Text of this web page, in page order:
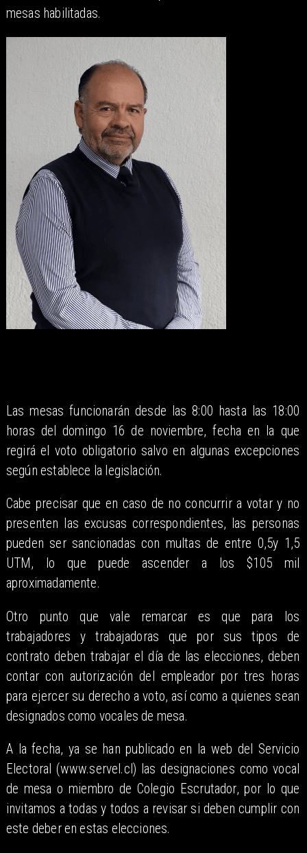
mesas habilitadas.
Las mesas funcionarán desde las 8:00 hasta las 18:00
horas del domingo 16 de noviembre, fecha en la que
regirá el voto obligatorio salvo en algunas excepciones
según establece la legislación.
Cabe precisar que en caso de no concurrir a votar y no
presenten las excusas correspondientes, las personas
pueden ser sancionadas con multas de entre 0,5y 1,5
UTM, lo que puede ascender a los $105 mil
aproximadamente.
Otro punto que vale remarcar es que para los
trabajadores y trabajadoras que por sus tipos de
contrato deben trabajar el día de las elecciones, deben
contar con autorización del empleador por tres horas
para ejercer su derecho a voto, así como a quienes sean
designados como vocales de mesa.
A la fecha, ya se han publicado en la web del Servicio
Electoral (www.servel.cl) las designaciones como vocal
de mesa o miembro de Colegio Escrutador, por lo que
invitamos a todas y todos a revisar si deben cumplir con
este deber en estas elecciones.